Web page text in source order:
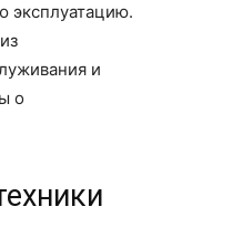
эксплуатацию.
и
о